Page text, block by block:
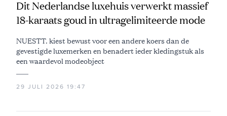
Dit Nederlandse luxehuis verwerkt massief
18-karaats goud in ultragelimiteerde mode
NUESTT. kiest bewust voor een andere koers dan de
gevestigde luxemerken en benadert ieder kledingstuk als
een waardevol modeobject
29 JULI 2026 19:47